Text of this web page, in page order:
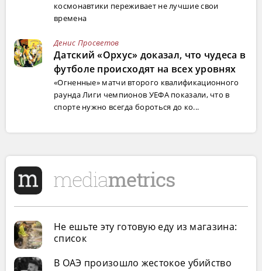
космонавтики переживает не лучшие свои
времена
Денис Просветов
Датский «Орхус» доказал, что чудеса в
футболе происходят на всех уровнях
«Огненные» матчи второго квалификационного
раунда Лиги чемпионов УЕФА показали, что в
спорте нужно всегда бороться до ко...
Не ешьте эту готовую еду из магазина:
список
В ОАЭ произошло жестокое убийство